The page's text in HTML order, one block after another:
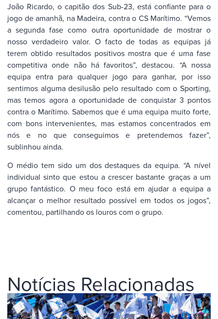
João Ricardo, o capitão dos Sub-23, está confiante para o
jogo de amanhã, na Madeira, contra o CS Marítimo. “Vemos
a segunda fase como outra oportunidade de mostrar o
nosso verdadeiro valor. O facto de todas as equipas já
terem obtido resultados positivos mostra que é uma fase
competitiva onde não há favoritos”, destacou. “A nossa
equipa entra para qualquer jogo para ganhar, por isso
sentimos alguma desilusão pelo resultado com o Sporting,
mas temos agora a oportunidade de conquistar 3 pontos
contra o Marítimo. Sabemos que é uma equipa muito forte,
com bons intervenientes, mas estamos concentrados em
nós e no que conseguimos e pretendemos fazer”,
sublinhou ainda.
O médio tem sido um dos destaques da equipa. “A nível
individual sinto que estou a crescer bastante graças a um
grupo fantástico. O meu foco está em ajudar a equipa a
alcançar o melhor resultado possível em todos os jogos”,
comentou, partilhando os louros com o grupo.
Notícias Relacionadas